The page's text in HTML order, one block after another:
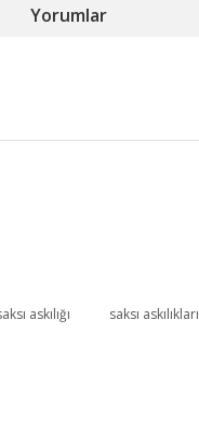
Yorumlar
askılığı saksı askılıkları